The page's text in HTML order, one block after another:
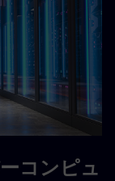
コンピュ